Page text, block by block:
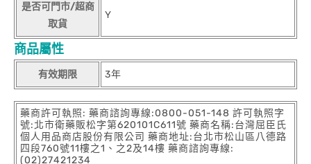
是否可門市/超商
取貨
Y
商品屬性
有效期限 3年
藥商許可執照: 藥商諮詢專線:0800-051-148 許可執照字
號:北市衛藥販松字第620101C611號 藥商名稱:台灣屈臣氏
個人用品商店股份有限公司 藥商地址:台北市松山區八德路
四段760號11樓之1、之2及14樓 藥商諮詢專線:
(02)27421234